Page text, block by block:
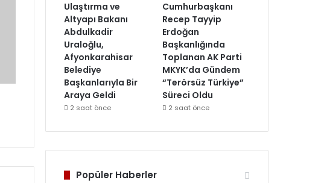
Ulaştırma ve
Altyapı Bakanı
Abdulkadir
Uraloğlu,
Afyonkarahisar
Belediye
Başkanlarıyla Bir
Araya Geldi
2 saat önce
Cumhurbaşkanı
Recep Tayyip
Erdoğan
Başkanlığında
Toplanan AK Parti
MKYK’da Gündem
“Terörsüz Türkiye”
Süreci Oldu
2 saat önce
Popüler Haberler